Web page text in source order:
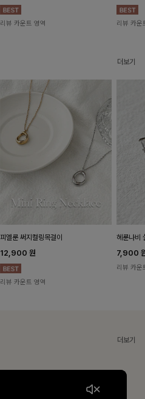
리뷰 카운트 영역 리뷰 카운
더보기
피엘룬 써지컬링목걸이
12,900 원
리뷰 카운트 영역
헤룬나비
7,900
리뷰 카운
더보기